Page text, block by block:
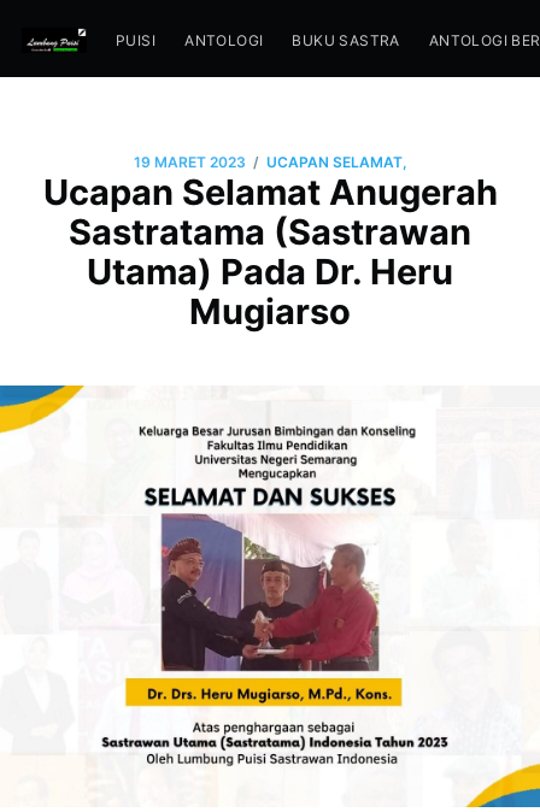
PUISI ANTOLOGI BUKU SASTRA ANTOLOGI
19 MARET 2023 / UCAPAN SELAMAT,
Ucapan Selamat Anugerah
Sastratama (Sastrawan
Utama) Pada Dr. Heru
Mugiarso